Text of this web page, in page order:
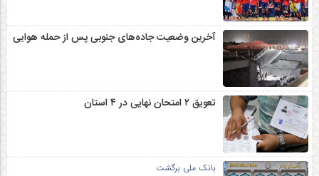
آخرین وضعیت جاده‌های جنوبی پس از حمله هوایی
تعویق ۲ امتحان نهایی در ۴ استان
بانک ملی برگشت